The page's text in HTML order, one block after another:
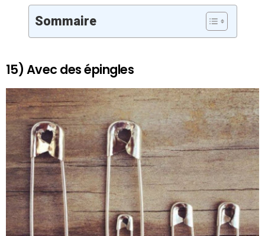
Sommaire
15) Avec des épingles